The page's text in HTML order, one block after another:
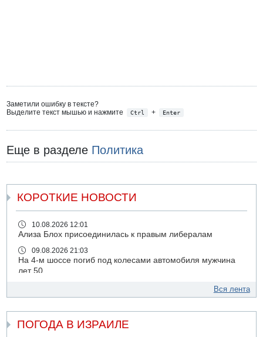
Заметили ошибку в тексте?
Выделите текст мышью и нажмите
Ctrl + Enter
Еще в разделе Политика
КОРОТКИЕ НОВОСТИ
10.08.2026 12:01
Ализа Блох присоединилась к правым либералам
09.08.2026 21:03
На 4-м шоссе погиб под колесами автомобиля мужчина
лет 50
Сын экс-депутата от партии ШАС арестован за
09.08.2026 19:36
16-летний подросток разбился насмерть при падении
Вся лента
ПОГОДА В ИЗРАИЛЕ